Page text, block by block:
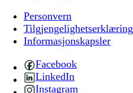
Personvern
Tilgjengelighetserklæring
Informasjonskapsler
Facebook
LinkedIn
Instagram